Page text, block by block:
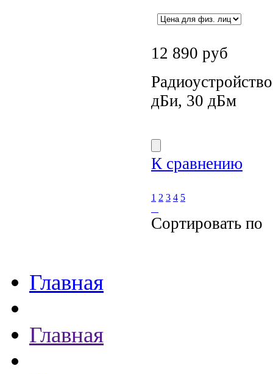
12 890 руб
дБи, 30 дБм
К сравнению
1 2 3 4 5
Сортировать по
Главная
Главная